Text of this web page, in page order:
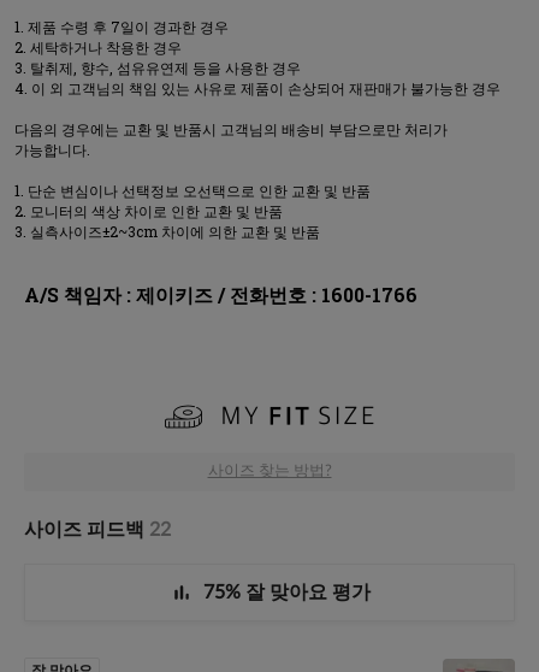
제품 수령 후 7일이 경과한 경우
세탁하거나 착용한 경우
탈취제, 향수, 섬유유연제 등을 사용한 경우
이 외 고객님의 책임 있는 사유로 제품이 손상되어 재판매가 불가능한 경우
다음의 경우에는 교환 및 반품시 고객님의 배송비 부담으로만 처리가
가능합니다.
단순 변심이나 선택정보 오선택으로 인한 교환 및 반품
모니터의 색상 차이로 인한 교환 및 반품
실측사이즈±2~3cm 차이에 의한 교환 및 반품
A/S 책임자 : 제이키즈 / 전화번호 : 1600-1766